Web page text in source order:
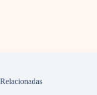
Relacionadas